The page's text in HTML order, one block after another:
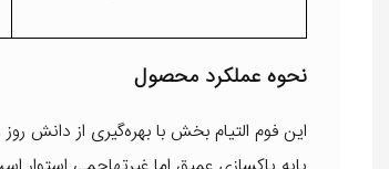
نحوه عملکرد محصول
این فوم التیام بخش با بهره‌گیری از دانش